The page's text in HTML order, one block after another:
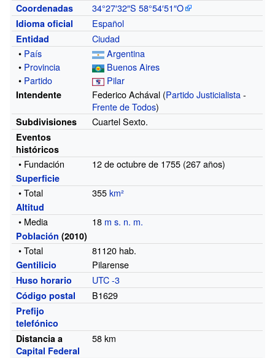
Coordenadas 34°27′32″S58°54′51″O
Idioma oficial Español
Entidad
Ciudad
• País
Argentina
• Provincia
Buenos Aires
• Partido Pilar
Intendente Federico Achával (Partido Justicialista-
Frente de Todos)
Subdivisiones Cuartel Sexto.
Eventos
históricos
• Fundación 12 de octubre de 1755 (267 años)
Superficie
• Total 355km²
Altitud
• Media 18 m s. n. m.
Población (2010)
• Total 81120 hab.
Gentilicio Pilarense
Huso horario UTC -3
Código postal B1629
Prefijo
telefónico
Distancia a
Capital Federal
58 km